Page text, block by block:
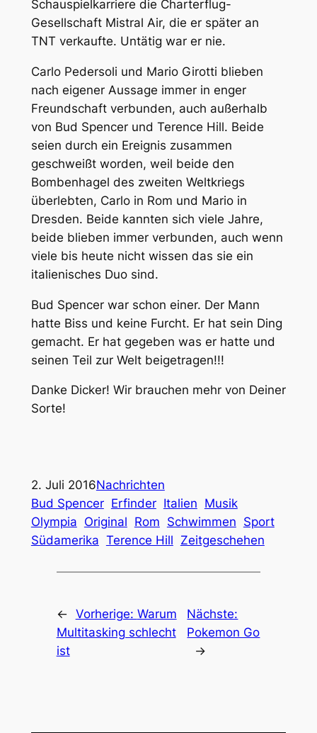
Schauspielkarriere die Charterflug-
Gesellschaft Mistral Air, die er später an
TNT verkaufte. Untätig war er nie.
Carlo Pedersoli und Mario Girotti blieben
nach eigener Aussage immer in enger
Freundschaft verbunden, auch außerhalb
von Bud Spencer und Terence Hill. Beide
seien durch ein Ereignis zusammen
geschweißt worden, weil beide den
Bombenhagel des zweiten Weltkriegs
überlebten, Carlo in Rom und Mario in
Dresden. Beide kannten sich viele Jahre,
beide blieben immer verbunden, auch wenn
viele bis heute nicht wissen das sie ein
italienisches Duo sind.
Bud Spencer war schon einer. Der Mann
hatte Biss und keine Furcht. Er hat sein Ding
gemacht. Er hat gegeben was er hatte und
seinen Teil zur Welt beigetragen!!!
Danke Dicker! Wir brauchen mehr von Deiner
Sorte!
2. Juli 2016Nachrichten
Bud Spencer Erfinder Italien Musik
Olympia Original Rom Schwimmen Sport
Südamerika Terence Hill Zeitgeschehen
← Vorherige: Warum
Multitasking schlecht
ist
Nächste:
Pokemon Go
→